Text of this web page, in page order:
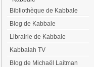
Bibliothèque de Kabbale
Blog de Kabbale
Librairie de Kabbale
Kabbalah TV
Blog de Michaël Laitman